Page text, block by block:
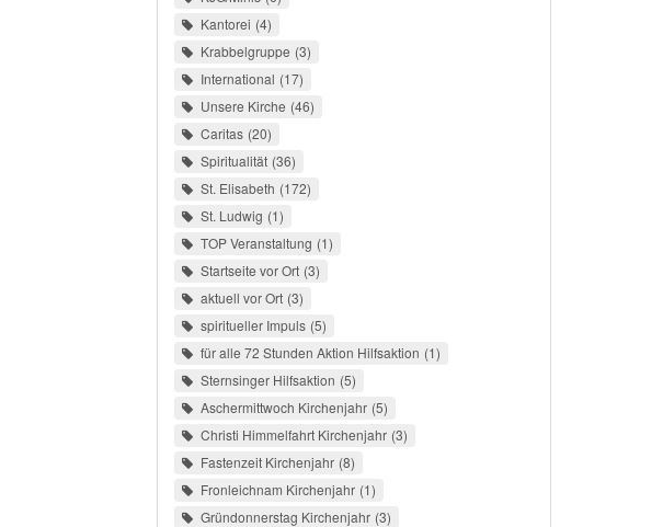
Kantorei 4
Krabbelgruppe 3
International 17
Unsere Kirche 46
Caritas 20
Spiritualität 36
St. Elisabeth 172
St. Ludwig 1
TOP Veranstaltung 1
Startseite vor Ort 3
aktuell vor Ort 3
spiritueller Impuls 5
für alle 72 Stunden Aktion Hilfsaktion 1
Sternsinger Hilfsaktion 5
Aschermittwoch Kirchenjahr 5
Christi Himmelfahrt Kirchenjahr 3
Fastenzeit Kirchenjahr 8
Fronleichnam Kirchenjahr 1
Gründonnerstag Kirchenjahr 3